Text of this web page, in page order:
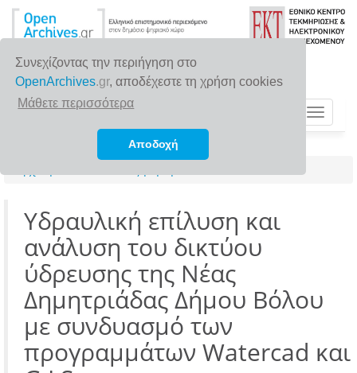
Συνεχίζοντας την περιήγηση στο
OpenArchives.gr, αποδέχεστε τη χρήση cookies
Μάθετε περισσότερα
Αποδοχή
Toggle
Υδραυλική επίλυση και
ανάλυση του δικτύου
ύδρευσης της Νέας
Δημητριάδας Δήμου Βόλου
με συνδυασμό των
προγραμμάτων Watercad και